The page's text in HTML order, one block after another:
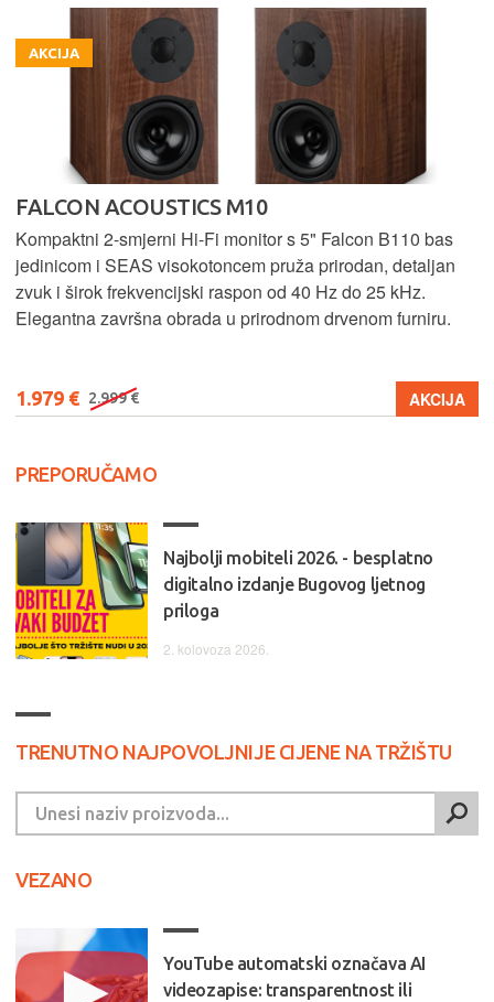
AKCIJA
FALCON ACOUSTICS M10
Kompaktni 2-smjerni Hi-Fi monitor s 5" Falcon B110 bas
jedinicom i SEAS visokotoncem pruža prirodan, detaljan
zvuk i širok frekvencijski raspon od 40 Hz do 25 kHz.
Elegantna završna obrada u prirodnom drvenom furniru.
1.979 € 2.999 € AKCIJA
PREPORUČAMO
Najbolji mobiteli 2026. - besplatno
digitalno izdanje Bugovog ljetnog
priloga
2. kolovoza 2026.
TRENUTNO NAJPOVOLJNIJE CIJENE NA TRŽIŠTU
VEZANO
YouTube automatski označava AI
videozapise: transparentnost ili